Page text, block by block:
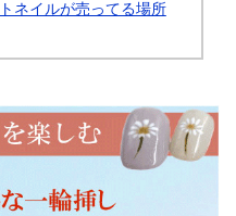
ネイルが売ってる場所